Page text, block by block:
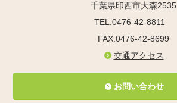
千葉県印西市大森2535
TEL.0476-42-8811
FAX.0476-42-8699
交通アクセス
お問い合わせ